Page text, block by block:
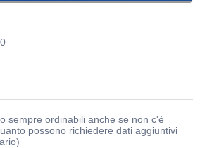
sempre ordinabili anche se non c'è
possono richiedere dati aggiuntivi